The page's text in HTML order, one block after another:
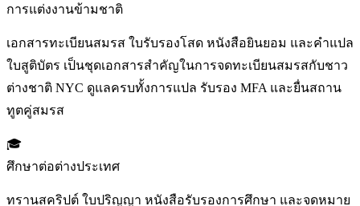
การแต่งงานข้ามชาติ
เอกสารทะเบียนสมรส ใบรับรองโสด หนังสือยินยอม และคำแปล
ใบสูติบัตร เป็นชุดเอกสารสำคัญในการจดทะเบียนสมรสกับชาว
ต่างชาติ NYC ดูแลครบทั้งการแปล รับรอง MFA และยื่นสถาน
ทูตคู่สมรส
🎓
ศึกษาต่อต่างประเทศ
ทรานสคริปต์ ใบปริญญา หนังสือรับรองการศึกษา และจดหมาย